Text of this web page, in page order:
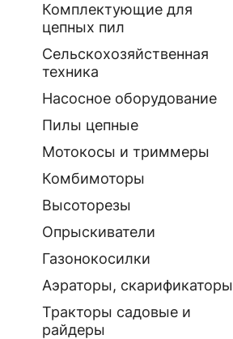
Комплектующие для
цепных пил
Сельскохозяйственная
техника
Насосное оборудование
Пилы цепные
Мотокосы и триммеры
Комбимоторы
Высоторезы
Опрыскиватели
Газонокосилки
Аэраторы, скарификаторы
Тракторы садовые и
райдеры